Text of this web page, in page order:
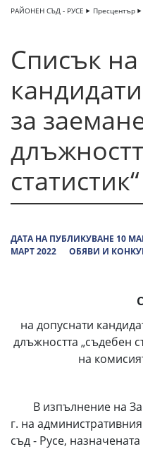
РАЙОНЕН СЪД - РУСЕ Пресцентър
Списък
за
статистик“
ДАТА НА ПУБЛИКУВАНЕ 10
МАРТ 2022
ОБЯВИ И
на допуснати
длъжността „съдебен
на
В изпълнение на
г. на
съд - Русе,